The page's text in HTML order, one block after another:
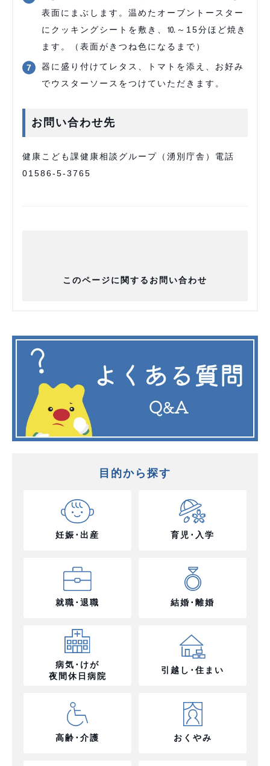
表面にまぶします。温めたオーブントースター
にクッキングシートを敷き、⒑～15分ほど焼き
ます。（表面がきつね色になるまで）
器に盛り付けてレタス、トマトを添え、お好み
でウスターソースをつけていただきます。
お問い合わせ先
健康こども課健康相談グループ（湧別庁舎）電話
01586-5-3765
このページに関するお問い合わせ
目的から探す
妊娠･出産 育児･入学
就職･退職 結婚･離婚
病気･けが
夜間休日病院
引越し･住まい
高齢･介護 おくやみ